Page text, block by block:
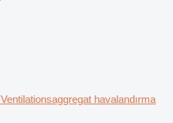
Ventilationsaggregat havalandırma